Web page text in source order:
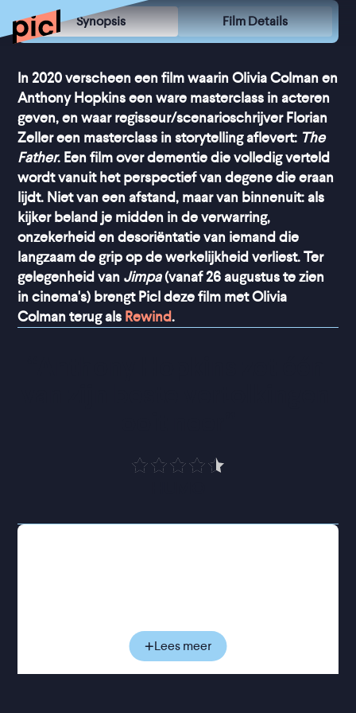
Synopsis Film Details
In 2020 verscheen een film waarin Olivia Colman en
Anthony Hopkins een ware masterclass in acteren
geven, en waar regisseur/scenarioschrijver Florian
Zeller een masterclass in storytelling aflevert: The
Father. Een film over dementie die volledig verteld
wordt vanuit het perspectief van degene die eraan
lijdt. Niet van een afstand, maar van binnenuit: als
kijker beland je midden in de verwarring,
onzekerheid en desoriëntatie van iemand die
langzaam de grip op de werkelijkheid verliest. Ter
gelegenheid van Jimpa(vanaf 26 augustus te zien
in cinema's) brengt Picl deze film met Olivia
Colman terug als Rewind.
De gepensioneerde Anthony woont alleen in zijn
plekken en momenten door elkaar. Zijn dochter
Anne probeert hem te helpen, maar merkt
tegelijkertijd hoe de vertrouwde band tussen hen
Lees meer